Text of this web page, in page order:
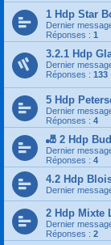
1 Hdp Star
Dernier
Réponses : 1
3.2.1 Hdp
Dernier
Réponses : 133
5 Hdp
Dernier
Réponses : 4
🎳 2 Hdp
Dernier
Réponses : 4
4.2 Hdp
Dernier
2 Hdp Mixte
Dernier
Réponses : 2